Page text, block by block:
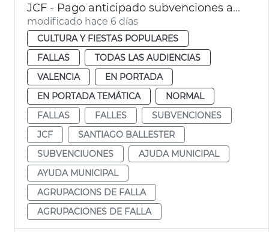
JCF - Pago anticipado subvenciones agrupaciones de falla
modificado hace 6 días
CULTURA Y FIESTAS POPULARES
FALLAS
TODAS LAS AUDIENCIAS
VALENCIA
EN PORTADA
EN PORTADA TEMÁTICA
NORMAL
FALLAS
FALLES
SUBVENCIONES
JCF
SANTIAGO BALLESTER
SUBVENCIUONES
AJUDA MUNICIPAL
AYUDA MUNICIPAL
AGRUPACIONS DE FALLA
AGRUPACIONES DE FALLA